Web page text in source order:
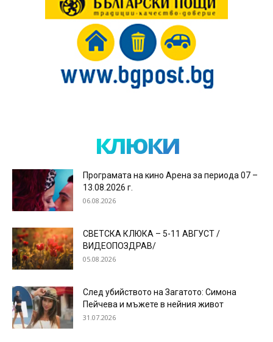
клюки
Програмата на кино Арена за периода 07 –
13.08.2026 г.
06.08.2026
СВЕТСКА КЛЮКА – 5-11 АВГУСТ /
ВИДЕОПОЗДРАВ/
05.08.2026
След убийството на Загатото: Симона
Пейчева и мъжете в нейния живот
31.07.2026